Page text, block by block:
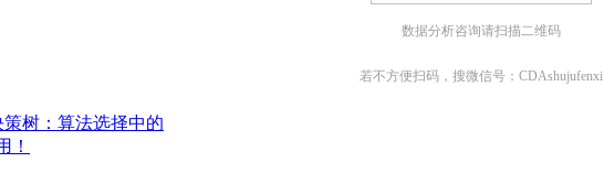
数据分析咨询请扫描二维码
若不方便扫码，搜微信号：CDAshujufenxi
策树：算法选择中的
！